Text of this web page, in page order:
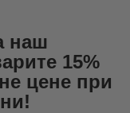
наш
15%
цене при